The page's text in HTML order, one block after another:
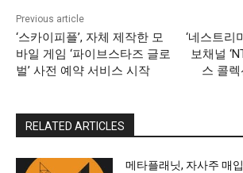
Previous article
‘스카이피플’, 자체 제작한 모
바일 게임 ‘파이브스타즈 글로
벌’ 사전 예약 서비스 시작
‘네스트리
보채널
스 콜
RELATED ARTICLES
메타플래닛, 자사주 매